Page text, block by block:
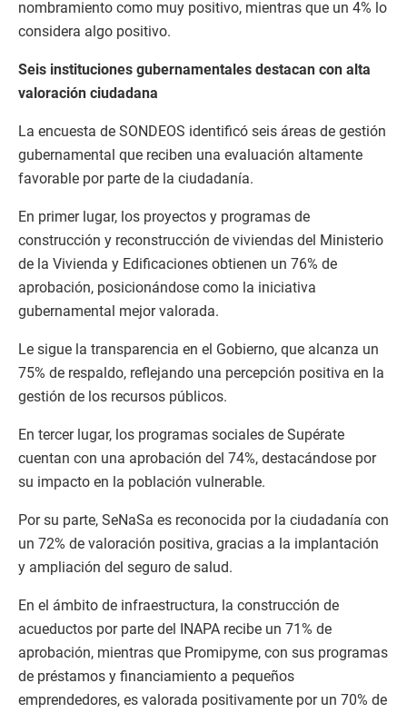
nombramiento como muy positivo, mientras que un 4% lo
considera algo positivo.
Seis instituciones gubernamentales destacan con alta
valoración ciudadana
La encuesta de SONDEOS identificó seis áreas de gestión
gubernamental que reciben una evaluación altamente
favorable por parte de la ciudadanía.
En primer lugar, los proyectos y programas de
construcción y reconstrucción de viviendas del Ministerio
de la Vivienda y Edificaciones obtienen un 76% de
aprobación, posicionándose como la iniciativa
gubernamental mejor valorada.
Le sigue la transparencia en el Gobierno, que alcanza un
75% de respaldo, reflejando una percepción positiva en la
gestión de los recursos públicos.
En tercer lugar, los programas sociales de Supérate
cuentan con una aprobación del 74%, destacándose por
su impacto en la población vulnerable.
Por su parte, SeNaSa es reconocida por la ciudadanía con
un 72% de valoración positiva, gracias a la implantación
y ampliación del seguro de salud.
En el ámbito de infraestructura, la construcción de
acueductos por parte del INAPA recibe un 71% de
aprobación, mientras que Promipyme, con sus programas
de préstamos y financiamiento a pequeños
emprendedores, es valorada positivamente por un 70% de